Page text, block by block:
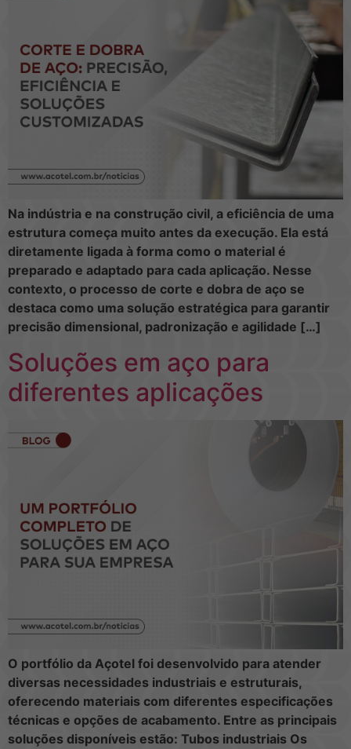
Na indústria e na construção civil, a eficiência de uma
estrutura começa muito antes da execução. Ela está
diretamente ligada à forma como o material é
preparado e adaptado para cada aplicação. Nesse
contexto, o processo de corte e dobra de aço se
destaca como uma solução estratégica para garantir
precisão dimensional, padronização e agilidade […]
Soluções em aço para
diferentes aplicações
O portfólio da Açotel foi desenvolvido para atender
diversas necessidades industriais e estruturais,
oferecendo materiais com diferentes especificações
técnicas e opções de acabamento. Entre as principais
soluções disponíveis estão: Tubos industriais Os